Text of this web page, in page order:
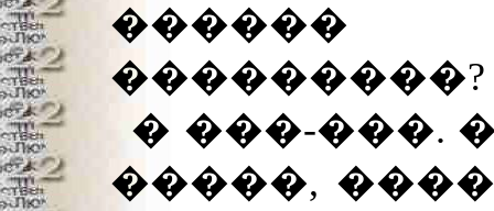
���������?
� ���-���.
�����,